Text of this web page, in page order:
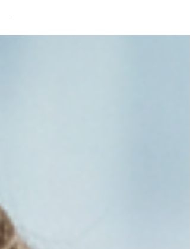
émissions automobiles. Au centre du stript...